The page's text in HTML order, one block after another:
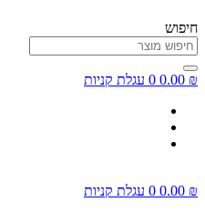
חיפוש
0.00 ₪
0 עגלת קניות
0.00 ₪
0 עגלת קניות